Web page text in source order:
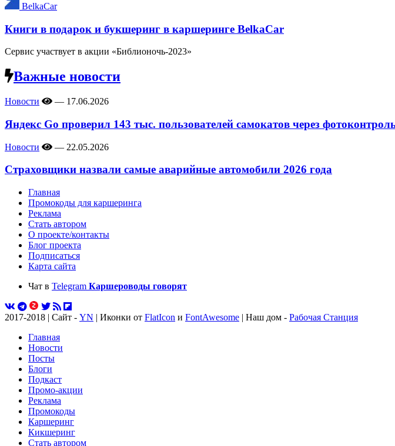
BelkaCar
Книги в подарок и букшеринг в каршеринге BelkaCar
Сервис участвует в акции «Библионочь-2023»
Важные новости
Новости — 17.06.2026
Яндекс Go проверил 143 тыс. пользователей самокатов через
Новости — 22.05.2026
Страховщики назвали самые аварийные автомобили 2026 года
Главная
Промокоды для каршеринга
Реклама
Стать автором
О проекте/контакты
Блог проекта
Подписаться
Карта сайта
Чат в Telegram Каршероводы говорят
2017-2018 | Сайт - YN | Иконки от FlatIcon и FontAwesome | Наш дом - Рабочая Станция
Главная
Новости
Посты
Блоги
Подкаст
Промо-акции
Реклама
Промокоды
Каршеринг
Кикшеринг
Стать автором